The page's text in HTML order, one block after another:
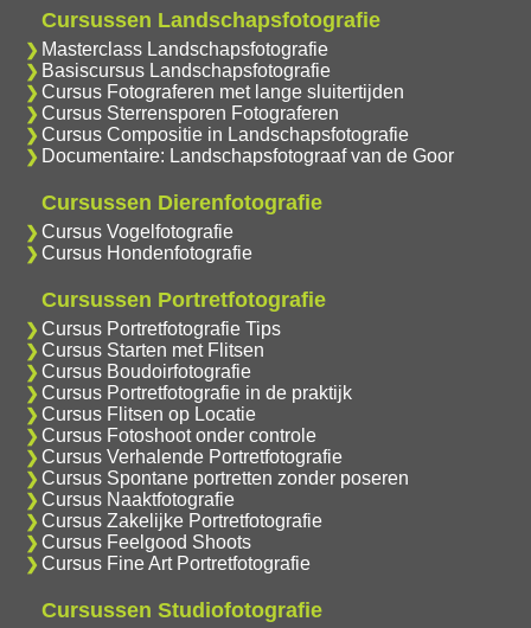
Cursussen Landschapsfotografie
Masterclass Landschapsfotografie
Basiscursus Landschapsfotografie
Cursus Fotograferen met lange sluitertijden
Cursus Sterrensporen Fotograferen
Cursus Compositie in Landschapsfotografie
Documentaire: Landschapsfotograaf van de Goor
Cursussen Dierenfotografie
Cursus Vogelfotografie
Cursus Hondenfotografie
Cursussen Portretfotografie
Cursus Portretfotografie Tips
Cursus Starten met Flitsen
Cursus Boudoirfotografie
Cursus Portretfotografie in de praktijk
Cursus Flitsen op Locatie
Cursus Fotoshoot onder controle
Cursus Verhalende Portretfotografie
Cursus Spontane portretten zonder poseren
Cursus Naaktfotografie
Cursus Zakelijke Portretfotografie
Cursus Feelgood Shoots
Cursus Fine Art Portretfotografie
Cursussen Studiofotografie